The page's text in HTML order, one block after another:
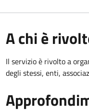
A chi è
Il servizio è rivolto a
degli stessi, enti,